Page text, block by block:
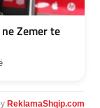
ne Zemer te
ReklamaShqip.com